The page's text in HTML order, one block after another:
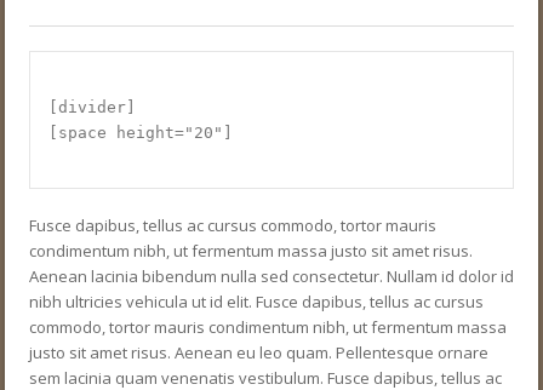
[divider]
[space height="20"]
Fusce dapibus, tellus ac cursus commodo, tortor mauris
condimentum nibh, ut fermentum massa justo sit amet risus.
Aenean lacinia bibendum nulla sed consectetur. Nullam id dolor id
nibh ultricies vehicula ut id elit. Fusce dapibus, tellus ac cursus
commodo, tortor mauris condimentum nibh, ut fermentum massa
justo sit amet risus. Aenean eu leo quam. Pellentesque ornare
sem lacinia quam venenatis vestibulum. Fusce dapibus, tellus ac